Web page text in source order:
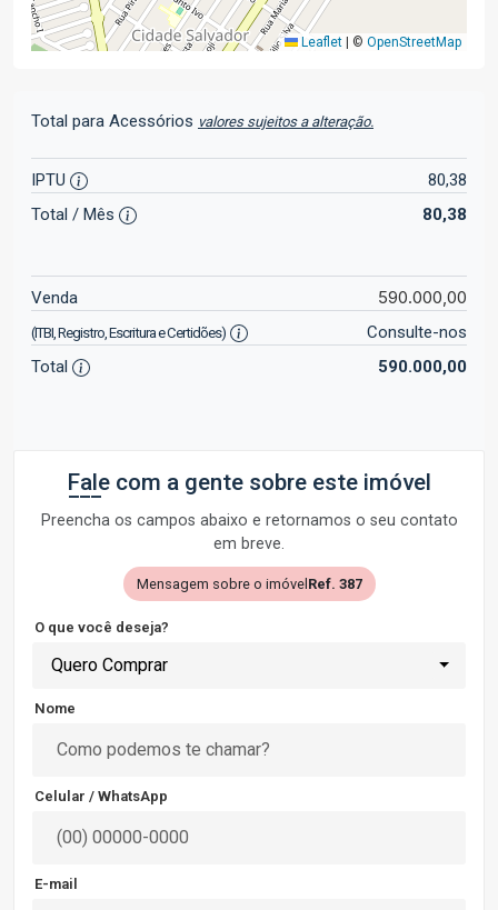
Leaflet © OpenStreetMap
Total para Acessórios valores sujeitos a alteração.
IPTU
80,38
Total / Mês
80,38
Venda 590.000,00
(ITBI, Registro, Escritura e Certidões)
Consulte-nos
Total
590.000,00
Fale com a gente sobre este imóvel
Preencha os campos abaixo e retornamos o seu contato
em breve.
Mensagem sobre o imóvel Ref. 387
O que você deseja?
Quero Comprar
Nome
Celular / WhatsApp
E-mail